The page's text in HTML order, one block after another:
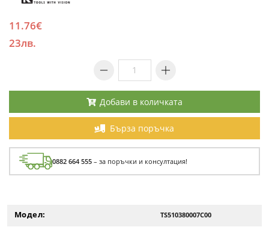
11.76€
23лв.
Добави в количката
Бърза поръчка
0882 664 555 – за поръчки и консултация!
Модел: TS510380007C00